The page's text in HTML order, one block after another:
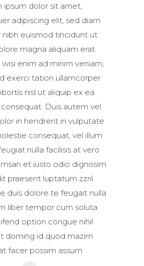
ipsum dolor sit amet,
adipiscing elit, sed diam
nibh euismod tincidunt ut
magna aliquam erat
enim ad minim veniam,
exerci tation ullamcorper
nisl ut aliquip ex ea
Duis autem vel
in hendrerit in vulputate
consequat, vel illum
nulla facilisis at vero
et iusto odio dignissim
praesent luptatum zzril
duis dolore te feugait nulla
liber tempor cum soluta
option congue nihil
doming id quod mazim
facer possim assum.